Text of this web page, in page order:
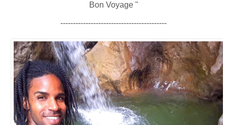
Bon Voyage "
------------------------------------------